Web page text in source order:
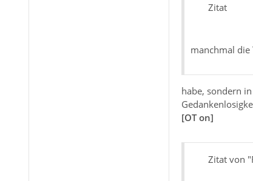
Zitat
manchmal die
habe, sondern
[OT on]
Zitat von